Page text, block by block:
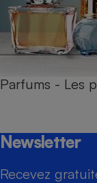
Parfums - Les
Newsletter
Recevez